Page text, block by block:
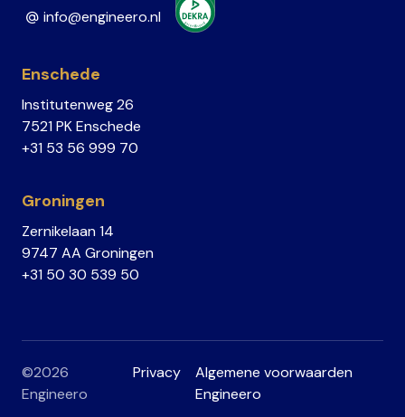
info@engineero.nl
Enschede
Institutenweg 26
7521 PK Enschede
+31 53 56 999 70
Groningen
Zernikelaan 14
9747 AA Groningen
+31 50 30 539 50
©2026
Engineero
Privacy
Algemene voorwaarden
Engineero